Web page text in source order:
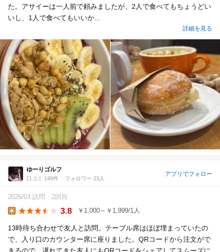
た。アサイーは一人前で頼みましたが、2人で食べてもちょうどい
いし、1人で食べてもいいか...
詳細を見る
ゆーりゴルフ
口コミ 149件 フォロワー 23人
アプリでフォロー
2026/03 訪問 2回目
3.8 ￥1,000～￥1,999/1人
13時待ち合わせで友人と訪問。テーブル席はほぼ埋まっていたの
で、入り口のカウンター席に座りました。QRコードから注文がで
きるので、遅れてきた友人にもQRコードをシェアしてスムーズに